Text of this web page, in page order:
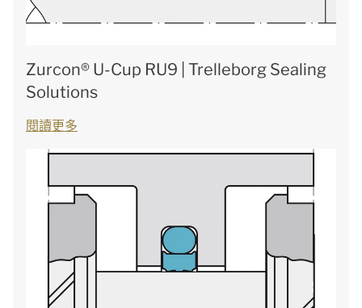
Zurcon® U-Cup RU9 | Trelleborg Sealing
Solutions
閱讀更多